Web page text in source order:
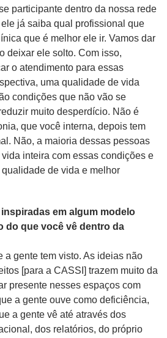
participante dentro da nossa rede
já saiba qual profissional que
que é melhor ele ir. Vamos dar
deixar ele solto. Com isso,
o atendimento para essas
uma qualidade de vida
condições que não vão se
muito desperdício. Não é
que você interna, depois tem
Não, a maioria dessas pessoas
inteira com essas condições e
de vida e melhor
em algum modelo
do que você vê dentro da
a gente tem visto. As ideias não
[para a CASSI] trazem muito da
presente nesses espaços com
a gente ouve como deficiência,
a gente vê até através dos
dos relatórios, do próprio